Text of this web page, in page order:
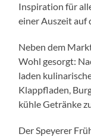
Inspiration für
einer Auszeit auf
Neben dem
Wohl gesorgt:
laden
Klappfladen,
kühle Getränke
Der Speyerer